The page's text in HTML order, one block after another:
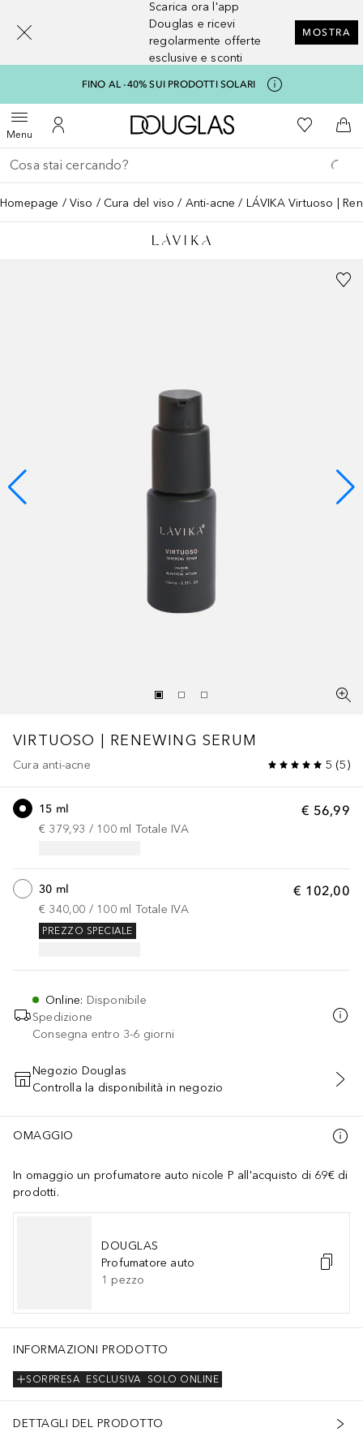
Scarica ora l'app
Douglas e ricevi
regolarmente offerte
esclusive e sconti
MOSTRA
FINO AL -40% SUI PRODOTTI SOLARI
MenuApri menuAl Mio Account
A Douglas HomeAlla Mia
Al
Torna indietro
Esegui ricerca
Homepage Viso Cura del viso Anti-acne LÁVIKA Virtuoso |
VIRTUOSO | RENEWING SERUM
Cura anti-acne 5 (5)
€ 56,99
15 ml
€ 379,93 / 100 ml Totale IVA
€ 102,00
30 ml
€ 340,00 / 100 ml Totale IVA
PREZZO SPECIALE
Online: Disponibile
Spedizione
Consegna entro 3-6 giorni
AGGIUNGI AL CARRELLO
Negozio Douglas
Controlla la disponibilità in negozio
OMAGGIO
In omaggio un profumatore auto nicole P all'acquisto di 69€ di
prodotti.
DOUGLAS
Profumatore auto
1 pezzo
INFORMAZIONI PRODOTTO
SOLO ONLINE
ESCLUSIVA
SORPRESA
DETTAGLI DEL PRODOTTO
[navigation.slideout.screenreader]